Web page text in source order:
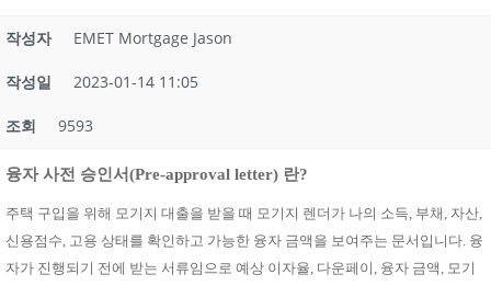
작성자 EMET Mortgage Jason
작성일 2023-01-14 11:05
조회 9593
융자 사전 승인서(Pre-approval letter) 란?
주택 구입을 위해 모기지 대출을 받을 때 모기지 렌더가 나의 소득, 부채 , 자산,
신용점수, 고용 상태를 확인하고 가능한 융자 금액을 보여주는 문서입니다. 융
자가 진행되기 전에 받는 서류임으로 예상 이자율, 다운페이 , 융자 금액 , 모기